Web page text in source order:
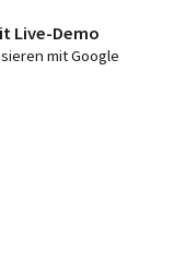
Live-Demo
mit Google